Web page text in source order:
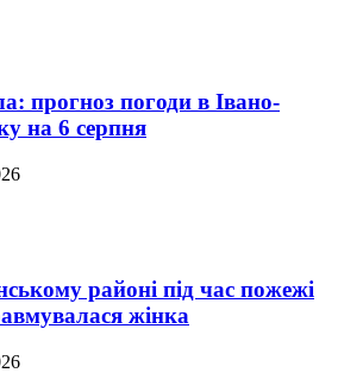
прогноз погоди в Івано-
на 6 серпня
районі під час пожежі
жінка